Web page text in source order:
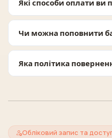
Які способи оплати ви
Чи можна поповнити
Яка політика
Обліковий запис та